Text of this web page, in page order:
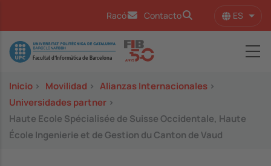
Racó Contacto ES
Image
Inicio > Movilidad > Alianzas Internacionales >
Universidades partner >
Haute Ecole Spécialisée de Suisse Occidentale, Haute
École Ingenierie et de Gestion du Canton de Vaud